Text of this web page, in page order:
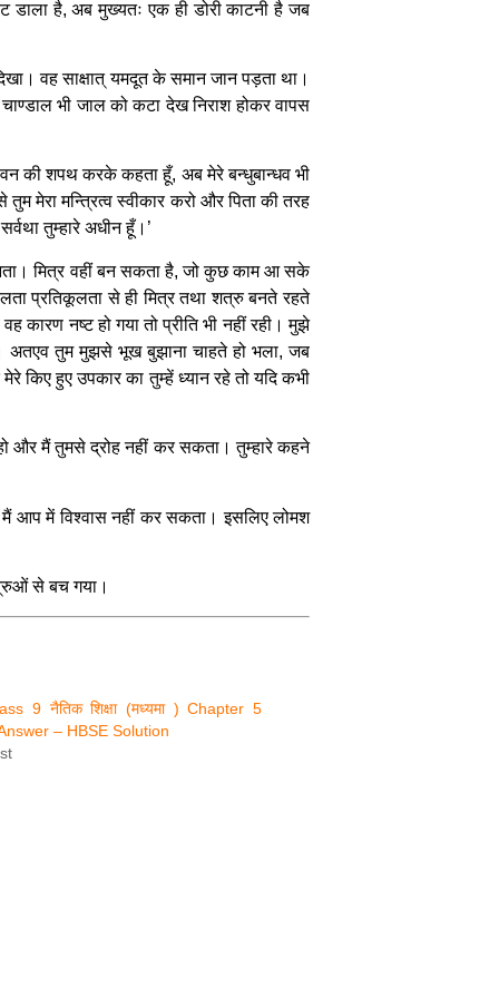
है, अब मुख्यतः एक ही डोरी काटनी है जब
वह साक्षात् यमदूत के समान जान पड़ता था।
भी जाल को कटा देख निराश होकर वापस
की शपथ करके कहता हूँ, अब मेरे बन्धुबान्धव भी
मेरा मन्त्रित्व स्वीकार करो और पिता की तरह
तुम्हारे अधीन हूँ।’
आता। मित्र वहीं बन सकता है, जो कुछ काम आ सके
प्रतिकूलता से ही मित्र तथा शत्रु बनते रहते
नष्ट हो गया तो प्रीति भी नहीं रही। मुझे
अतएव तुम मुझसे भूख बुझाना चाहते हो भला, जब
किए हुए उपकार का तुम्हें ध्यान रहे तो यदि कभी
और मैं तुमसे द्रोह नहीं कर सकता। तुम्हारे कहने
आप में विश्वास नहीं कर सकता। इसलिए लोमश
से बच गया।
9 नैतिक शिक्षा (मध्यमा ) Chapter 5
– HBSE Solution